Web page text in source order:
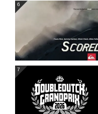
6
7